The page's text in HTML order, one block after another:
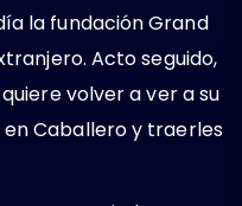
la fundación Grand
Acto seguido,
volver a ver a su
Caballero y traerles